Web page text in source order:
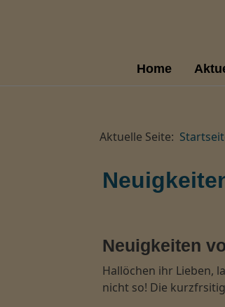
Home
Aktuelle Seite:
Neuigkeiten
Hallöchen ihr Lieben,
nicht so! Die